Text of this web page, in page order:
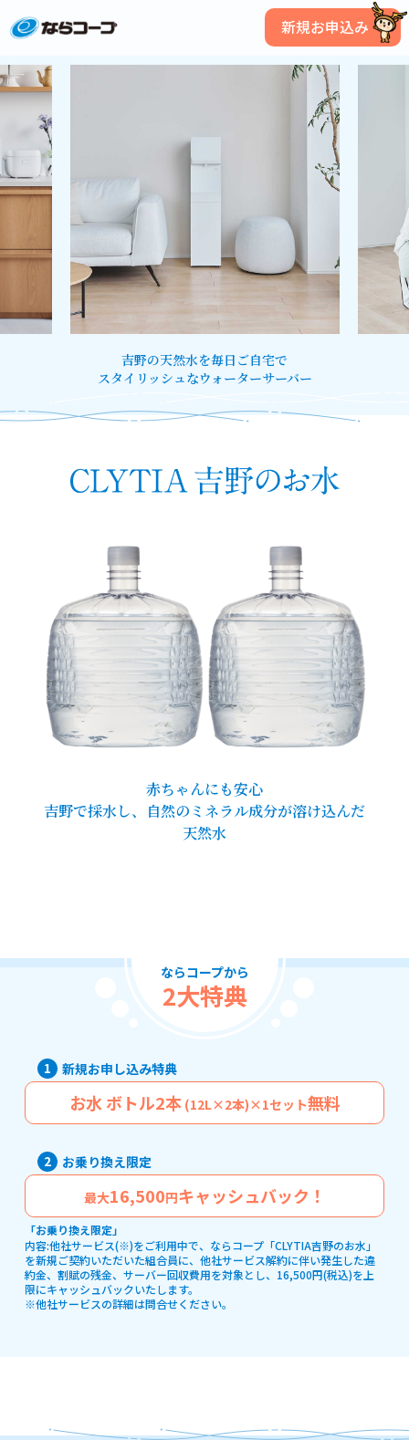
新規お申込み
吉野の天然水を毎日ご自宅で
スタイリッシュなウォーターサーバー
赤ちゃんにも安心
吉野で採水し、自然のミネラル成分が溶け込んだ
天然水
ならコープから
2大特典
1 新規お申し込み特典
お水 ボトル2本(12L×2本)×1セット無料
2
お乗り換え限定
最大16,500円キャッシュバック！
「お乗り換え限定」
内容:他社サービス(※)をご利用中で、ならコープ「CLYTIA吉野のお水」
を新規ご契約いただいた組合員に、他社サービス解約に伴い発生した違
約金、割賦の残金、サーバー回収費用を対象とし、16,500円(税込)を上
限にキャッシュバックいたします。
※他社サービスの詳細は問合せください。